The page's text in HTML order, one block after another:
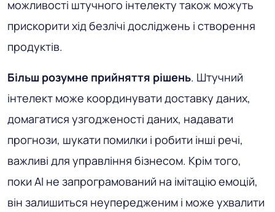
можливості штучного інтелекту також можуть
прискорити хід безлічі досліджень і створення
продуктів.
Більш розумне прийняття рішень. Штучний
інтелект може координувати доставку даних,
домагатися узгодженості даних, надавати
прогнози, шукати помилки і робити інші речі,
важливі для управління бізнесом. Крім того,
поки AI не запрограмований на імітацію емоцій,
він залишиться неупередженим і може ухвалити